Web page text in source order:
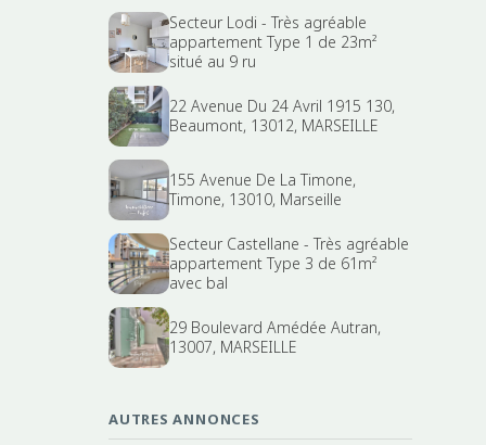
Secteur Lodi - Très agréable
appartement Type 1 de 23m²
situé au 9 ru
22 Avenue Du 24 Avril 1915 130,
Beaumont, 13012, MARSEILLE
155 Avenue De La Timone,
Timone, 13010, Marseille
Secteur Castellane - Très agréable
appartement Type 3 de 61m²
avec bal
29 Boulevard Amédée Autran,
13007, MARSEILLE
AUTRES ANNONCES